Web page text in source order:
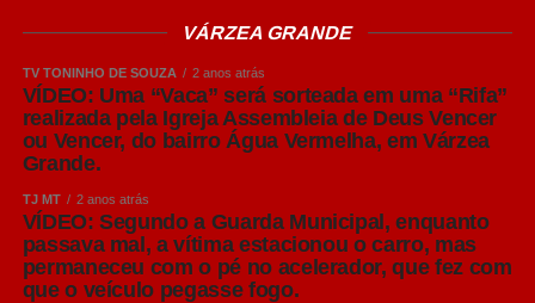
VÁRZEA GRANDE
TV TONINHO DE SOUZA 2 anos atrás
VÍDEO: Uma “Vaca” será sorteada em uma “Rifa”
realizada pela Igreja Assembleia de Deus Vencer
ou Vencer, do bairro Água Vermelha, em Várzea
Grande.
TJ MT 2 anos atrás
VÍDEO: Segundo a Guarda Municipal, enquanto
passava mal, a vítima estacionou o carro, mas
permaneceu com o pé no acelerador, que fez com
que o veículo pegasse fogo.